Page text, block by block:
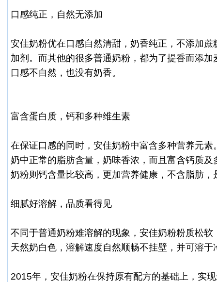
口感纯正，自然无添加
安佳奶粉优在口感自然清甜，奶香纯正，不添加蔗
加剂。而其他的很多普通奶粉，都为了提香而添
口感不自然，也没有奶香。
富含蛋白质，钙和多种维生素
在保证口感的同时，安佳奶粉中富含多种营养元素
奶中正常的脂肪含量，奶味香浓，而且富含钙质及
奶粉则钙含量比较高，更加营养健康，不含脂肪
细腻好溶解，品质看得见
不同于普通奶粉难溶解的现象，安佳奶粉粉质松软
天然奶白色，溶解速度自然顺畅不挂壁，并可溶于
2015年，安佳奶粉在保持原有配方的基础上，实